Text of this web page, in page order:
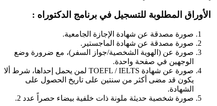
الأوراق المطلوبة للتسجيل في برنامج الدكتوراه :
صورة مصدقة عن شهادة الإجازة الجامعية.
صورة مصدقة عن شهادة الماجستير.
صورة عن (الهوية الشخصية/جواز السفر)، مع ضرورة وضع
الوجهين في صفحة واحدة.
صورة عن شهادة TOEFL / IELTS لمن يحمل إحداها، شرط ألا
يكون قد مضى أكثر من سنتين على تاريخ الحصول على
الشهادة.
صورة شخصية حديثة ملونة ذات خلفية بيضاء حصراً عدد 2.